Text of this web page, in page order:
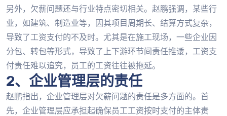
另外，欠薪问题还与行业特点密切相关。赵鹏强调，某些行
业，如建筑、制造业等，因其项目周期长、结算方式复杂，
导致了工资支付的不及时。尤其是在施工现场，一些企业因
分包、转包等形式，导致了上下游环节间责任推诿，工资支
付责任难以追究，员工的工资往往被拖延。
2、企业管理层的责任
赵鹏指出，企业管理层对欠薪问题的责任是多方面的。首
先，企业管理层应承担起确保员工工资按时支付的主体责